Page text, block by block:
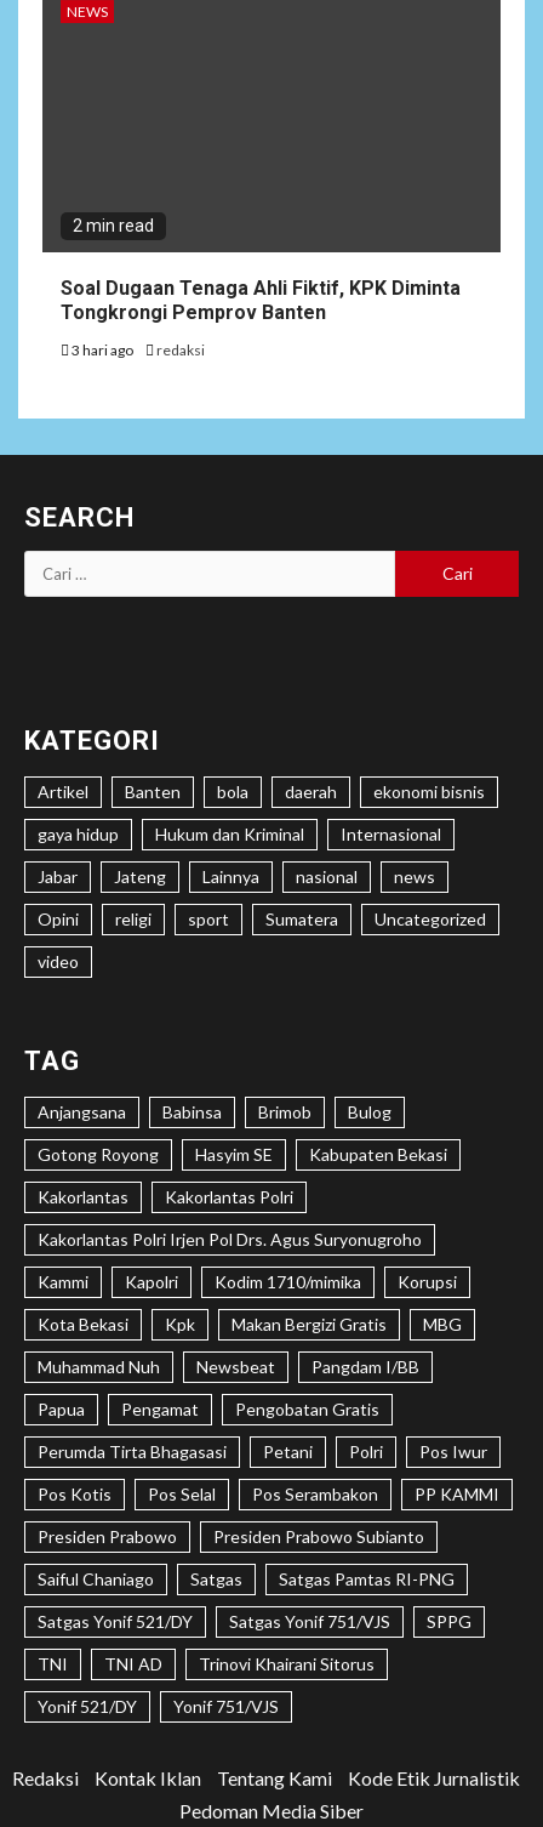
NEWS
2 min read
Soal Dugaan Tenaga Ahli Fiktif, KPK Diminta
Tongkrongi Pemprov Banten
3 hari ago redaksi
SEARCH
Cari
untuk:
KATEGORI
Artikel Banten bola daerah ekonomi bisnis
gaya hidup Hukum dan Kriminal Internasional
Jabar Jateng Lainnya nasional news
Opini religi sport Sumatera Uncategorized
video
TAG
Anjangsana Babinsa Brimob Bulog
Gotong Royong Hasyim SE Kabupaten Bekasi
Kakorlantas Kakorlantas Polri
Kakorlantas Polri Irjen Pol Drs. Agus Suryonugroho
Kammi Kapolri Kodim 1710/mimika Korupsi
Kota Bekasi Kpk Makan Bergizi Gratis MBG
Muhammad Nuh Newsbeat Pangdam I/BB
Papua Pengamat Pengobatan Gratis
Perumda Tirta Bhagasasi Petani Polri Pos Iwur
Pos Kotis Pos Selal Pos Serambakon PP KAMMI
Presiden Prabowo Presiden Prabowo Subianto
Saiful Chaniago Satgas Satgas Pamtas RI-PNG
Satgas Yonif 521/DY Satgas Yonif 751/VJS SPPG
TNI TNI AD Trinovi Khairani Sitorus
Yonif 521/DY Yonif 751/VJS
Redaksi Kontak Iklan Tentang Kami
Kode Etik Jurnalistik
Pedoman Media Siber